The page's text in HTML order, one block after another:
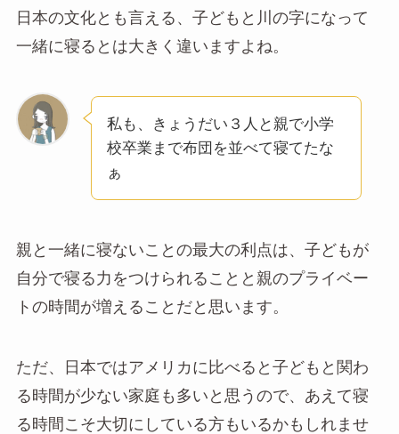
日本の文化とも言える、子どもと川の字になって
一緒に寝るとは大きく違いますよね。
私も、きょうだい３人と親で小学
校卒業まで布団を並べて寝てたな
ぁ
親と一緒に寝ないことの最大の利点は、子どもが
自分で寝る力をつけられることと親のプライベー
トの時間が増えることだと思います。
ただ、日本ではアメリカに比べると子どもと関わ
る時間が少ない家庭も多いと思うので、あえて寝
る時間こそ大切にしている方もいるかもしれませ